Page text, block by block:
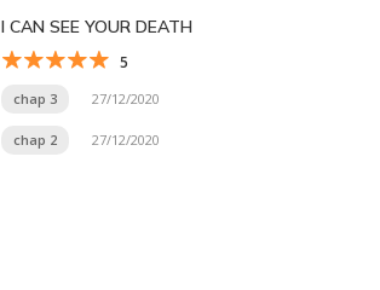
I CAN SEE YOUR DEATH
5
chap 3 27/12/2020
chap 2 27/12/2020